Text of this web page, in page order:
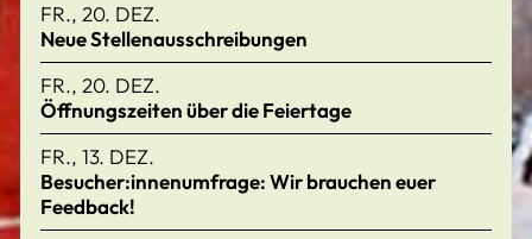
FR., 20. DEZ.
Neue Stellenausschreibungen
FR., 20. DEZ.
Öffnungszeiten über die Feiertage
FR., 13. DEZ.
Besucher:innenumfrage: Wir brauchen euer
Feedback!